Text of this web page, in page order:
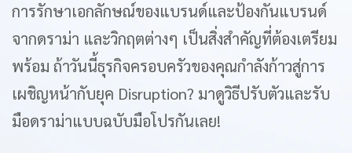
การรักษาเอกลักษณ์ของแบรนด์และป้องกันแบรนด์
จากดราม่า และวิกฤตต่างๆ เป็นสิ่งสำคัญที่ต้องเตรียม
พร้อม ถ้าวันนี้ธุรกิจครอบครัวของคุณกำลังก้าวสู่การ
เผชิญหน้ากับยุค Disruption? มาดูวิธีปรับตัวและรับ
มือดราม่าแบบฉบับมือโปรกันเลย!